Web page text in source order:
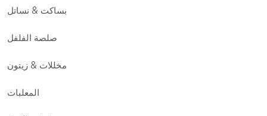
بساكت & نساتل
صلصة الفلفل
مخللات & زيتون
المعلبات